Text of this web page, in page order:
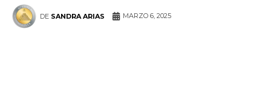
DE SANDRA ARIAS MARZO 6, 2025